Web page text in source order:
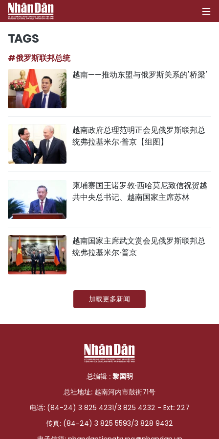
社会
文化
旅游
史海
多功能媒体
图表新闻
图库
视频
人民报社简介
TAGS
#俄罗斯联邦总统
越南——推动东盟与俄罗斯关系的'桥梁'
越南政府总理范明正会见俄罗斯联邦总
统弗拉基米尔·普京【组图】
柬埔寨国王诺罗敦·西哈莫尼致信祝贺越
共中央总书记、越南国家主席苏林
越南国家主席武文赏会见俄罗斯联邦总
统弗拉基米尔·普京
加载更多新闻
总编辑 : 黎国明
总社地址: 越南河内市鼓街71号
电话: (84-24) 3 825 4231/3 825 4232 - Ext: 227
传真: (84-24) 3 825 5593/3 828 9432